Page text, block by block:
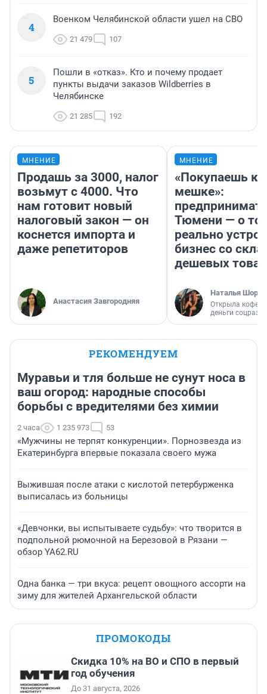
4
Военком Челябинской области ушел на СВО
21 479 107
5
Пошли в «отказ». Кто и почему продает
пункты выдачи заказов Wildberries в
Челябинске
21 285 192
МНЕНИЕ
Продашь за 3000, налог
возьмут с 4000. Что
нам готовит новый
налоговый закон — он
коснется импорта и
даже репетиторов
Анастасия Завгородняя
МНЕНИЕ
«Покупаешь
мешке»:
Тюмени — о
реально
бизнес со
дешевых
Наталья
Открыла
деньги
РЕКОМЕНДУЕМ
Муравьи и тля больше не сунут носа в
ваш огород: народные способы
борьбы с вредителями без химии
2 часа 1 235 973 53
«Мужчины не терпят конкуренции». Порнозвезда из
Екатеринбурга впервые показала своего мужа
Выжившая после атаки с кислотой петербурженка
выписалась из больницы
«Девчонки, вы испытываете судьбу»: что творится в
подпольной рюмочной на Березовой в Рязани —
обзор YA62.RU
Одна банка — три вкуса: рецепт овощного ассорти на
зиму для жителей Архангельской области
ПРОМОКОДЫ
Скидка 10% на ВО и СПО в первый
год обучения
До 31 августа, 2026